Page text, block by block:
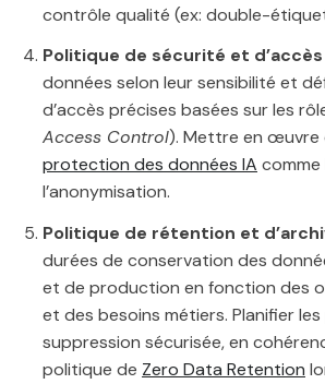
contrôle qualité (ex: double-
Politique de sécurité et d’accès
données selon leur sensibilité et
d’accès précises basées sur les
Access Control). Mettre en œuvre
protection des données IA
l’anonymisation.
Politique de rétention et
durées de conservation des
et de production en fonction des
et des besoins métiers. Planifier
suppression sécurisée, en
politique de Zero Data Retention